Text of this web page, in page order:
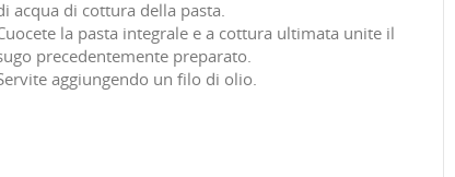
acqua di cottura della pasta.
la pasta integrale e a cottura ultimata unite il
precedentemente preparato.
aggiungendo un filo di olio.